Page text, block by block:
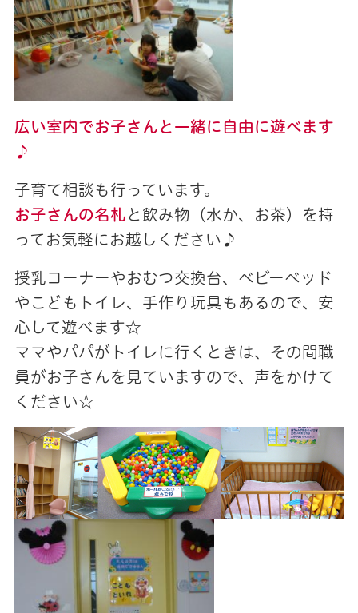
広い室内でお子さんと一緒に自由に遊べます
♪
子育て相談も行っています。
お子さんの名札 と飲み物（水か、お茶）を持
ってお気軽にお越しください♪
授乳コーナーやおむつ交換台、ベビーベッド
やこどもトイレ、手作り玩具もあるので、安
心して遊べます☆
ママやパパがトイレに行くときは、その間職
員がお子さんを見ていますので、声をかけて
ください☆